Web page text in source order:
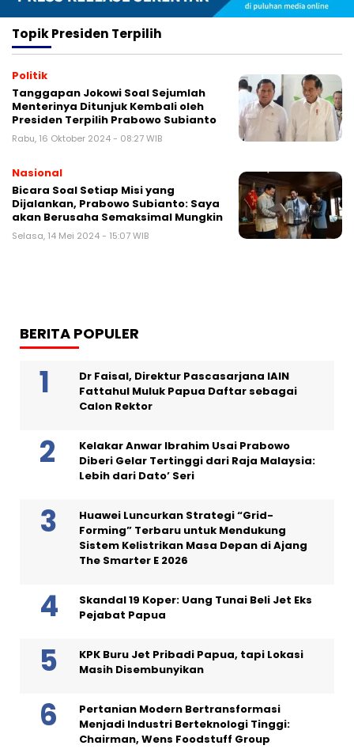
TopikPresiden Terpilih
Politik
Tanggapan Jokowi Soal Sejumlah
Menterinya Ditunjuk Kembali oleh
Presiden Terpilih Prabowo Subianto
Rabu, 16 Oktober 2024 - 08:27 WIB
Nasional
Bicara Soal Setiap Misi yang
Dijalankan, Prabowo Subianto: Saya
akan Berusaha Semaksimal Mungkin
Selasa, 14 Mei 2024 - 15:07 WIB
BERITA POPULER
Dr Faisal, Direktur Pascasarjana IAIN
Fattahul Muluk Papua Daftar sebagai
Calon Rektor
Kelakar Anwar Ibrahim Usai Prabowo
Diberi Gelar Tertinggi dari Raja Malaysia:
Lebih dari Dato’ Seri
Huawei Luncurkan Strategi “Grid-
Forming” Terbaru untuk Mendukung
Sistem Kelistrikan Masa Depan di Ajang
The Smarter E 2026
Skandal 19 Koper: Uang Tunai Beli Jet Eks
Pejabat Papua
KPK Buru Jet Pribadi Papua, tapi Lokasi
Masih Disembunyikan
Pertanian Modern Bertransformasi
Menjadi Industri Berteknologi Tinggi:
Chairman, Wens Foodstuff Group